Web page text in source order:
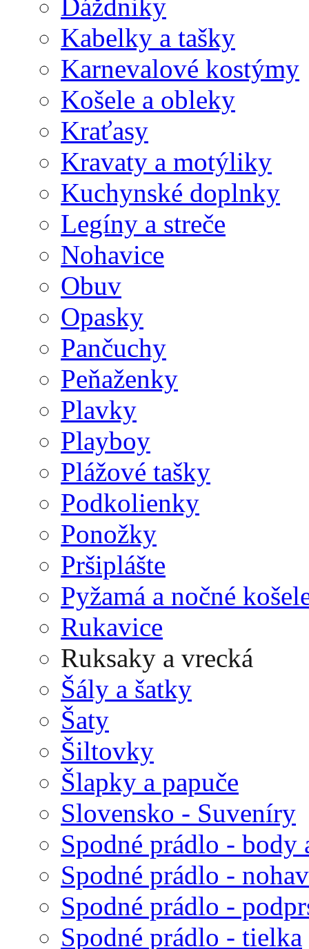
Dáždniky
Kabelky a tašky
Karnevalové kostýmy
Košele a obleky
Kraťasy
Kravaty a motýliky
Kuchynské doplnky
Legíny a streče
Nohavice
Obuv
Opasky
Pančuchy
Peňaženky
Plavky
Playboy
Plážové tašky
Podkolienky
Ponožky
Pršiplášte
Pyžamá a nočné
Rukavice
Ruksaky a vrecká
Šály a šatky
Šaty
Šiltovky
Šlapky a papuče
Slovensko - Suveníry
Spodné prádlo - body
Spodné prádlo -
Spodné prádlo -
Spodné prádlo - tielka